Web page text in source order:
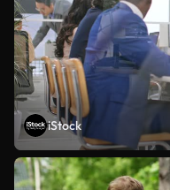
iStock